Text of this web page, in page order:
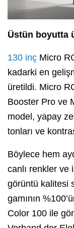
Üstün boyutta
130 inç Micro
kadarki en
üretildi. Micro
Booster Pro ve
model, yapay
tonları ve
Böylece hem
canlı renkler ve
görüntü kalitesi
gamının
Color 100 ile